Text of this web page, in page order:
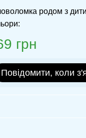
родом з
грн
Повідомити, коли